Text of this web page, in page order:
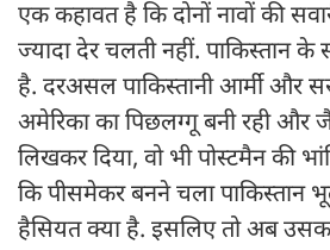
एक कहावत है कि दोनों नावों की
ज्यादा देर चलती नहीं. पाकिस्तान के
है. दरअसल पाकिस्तानी आर्मी और
अमेरिका का पिछलग्गू बनी रही
लिखकर दिया, वो भी पोस्टमैन की
कि पीसमेकर बनने चला पाकिस्तान
हैसियत क्या है. इसलिए तो अब